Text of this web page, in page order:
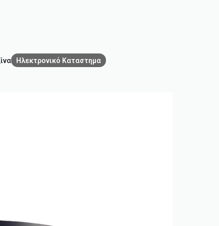
Ηλεκτρονικό Καταστημα